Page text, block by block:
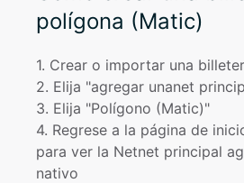
polígona (Matic)
1. Crear o importar una
2. Elija "agregar unanet
3. Elija "Polígono (Matic)"
4. Regrese a la página de
para ver la Netnet principal
nativo